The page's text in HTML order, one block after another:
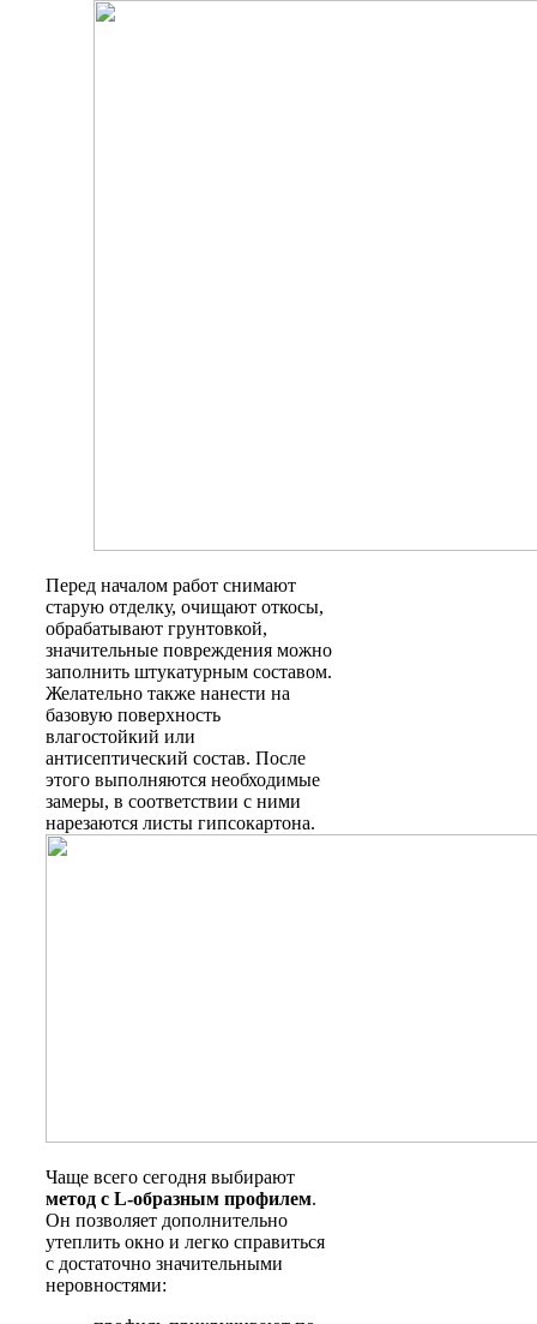
Перед началом работ снимают
старую отделку, очищают откосы,
обрабатывают грунтовкой,
значительные повреждения можно
заполнить штукатурным составом.
Желательно также нанести на
базовую поверхность
влагостойкий или
антисептический состав. После
этого выполняются необходимые
замеры, в соответствии с ними
нарезаются листы гипсокартона.
Чаще всего сегодня выбирают
метод с L-образным профилем.
Он позволяет дополнительно
утеплить окно и легко справиться
с достаточно значительными
неровностями: